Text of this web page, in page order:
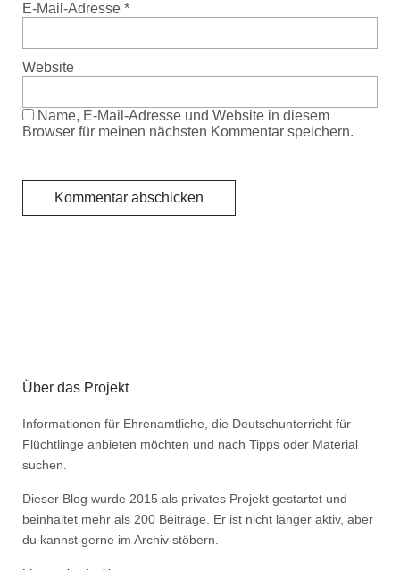
E-Mail-Adresse *
Website
Name, E-Mail-Adresse und Website in diesem
Browser für meinen nächsten Kommentar speichern.
Über das Projekt
Informationen für Ehrenamtliche, die Deutschunterricht für
Flüchtlinge anbieten möchten und nach Tipps oder Material
suchen.
Dieser Blog wurde 2015 als privates Projekt gestartet und
beinhaltet mehr als 200 Beiträge. Er ist nicht länger aktiv, aber
du kannst gerne im Archiv stöbern.